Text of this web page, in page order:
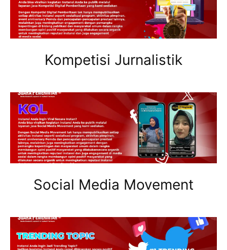
Kompetisi Jurnalistik
Social Media Movement